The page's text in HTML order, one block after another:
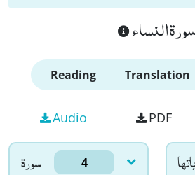
سورة النساء
Reading Translation
Audio PDF
سورۃ 4